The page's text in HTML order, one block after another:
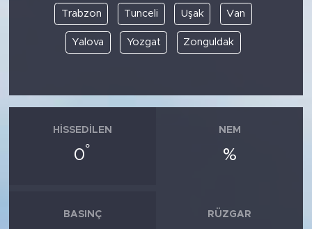
Trabzon Tunceli Uşak Van
Yalova Yozgat Zonguldak
HISSEDILEN
0°
NEM
%
BASINÇ RÜZGAR